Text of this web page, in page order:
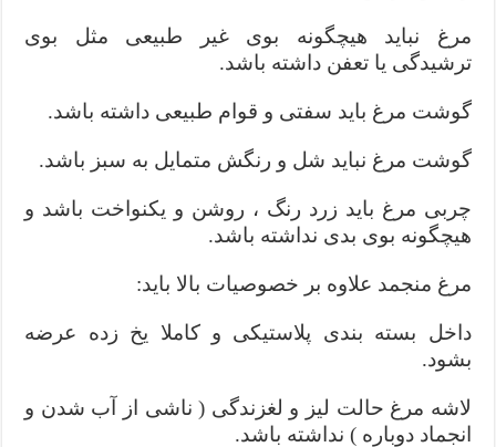
مرغ نباید هیچگونه بوی غیر طبیعی مثل بوی
ترشیدگی یا تعفن داشته باشد.
گوشت مرغ باید سفتی و قوام طبیعی داشته باشد.
گوشت مرغ نباید شل و رنگش متمایل به سبز باشد.
چربی مرغ باید زرد رنگ ، روشن و یکنواخت باشد و
هیچگونه بوی بدی نداشته باشد.
مرغ منجمد علاوه بر خصوصیات بالا باید:
داخل بسته بندی پلاستیکی و کاملا یخ زده عرضه
بشود.
لاشه مرغ حالت لیز و لغزندگی ( ناشی از آب شدن و
انجماد دوباره ) نداشته باشد.